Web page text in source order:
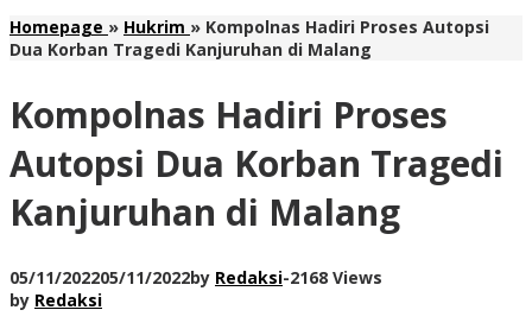
Homepage » Hukrim » Kompolnas Hadiri Proses Autopsi
Dua Korban Tragedi Kanjuruhan di Malang
Kompolnas Hadiri Proses
Autopsi Dua Korban Tragedi
Kanjuruhan di Malang
05/11/202205/11/2022by Redaksi-2168 Views
by Redaksi